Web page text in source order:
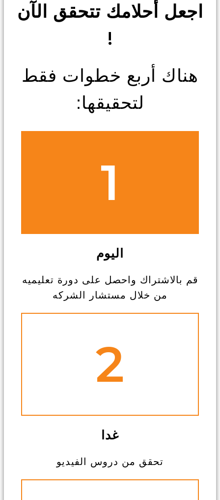
اجعل أحلامك تتحقق الآن
!
هناك أربع خطوات فقط
لتحقيقها:
1
اليوم
قم بالاشتراك واحصل على دورة تعليميه
من خلال مستشار الشركه
2
غدا
تحقق من دروس الفيديو